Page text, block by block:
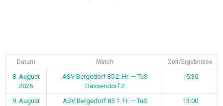
Datum Match Zeit/Ergebnisse
8. August
2026
ASV Bergedorf 85 2. Hr. — TuS
Dassendorf 2
15:30
9. August
ASV Bergedorf 85 1. Fr. — TuS
13:00